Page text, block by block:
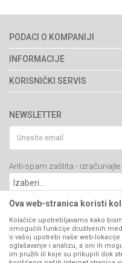
PODACI O KOMPANIJI
Agromarket doo
Adresa: Kraljevačkog
34000 Kragujevac, Srbija
webshop@agromarket.rs
PIB: 102135221
Matični broj: 07593252
INFORMACIJE
O nama
Prodavnice
Brendovi
Katalozi
Blog
Najčešća pitanja
KORISNIČKI SERVIS
Politika privatnosti
Kako kupiti
Isporuka
Click & Collect
Načini plaćanja
Plaćanje karticama
Web kredit Raiffeisen banke
Pravo na odustajanje
Reklamacije
NEWSLETTER
Anti-spam zaštita - izračunajte
VIBER I SMS NEWSLETTER
Ova web-stranica koristi
Kolačiće upotrebljavamo kako
omogućili funkcije društvenih
o vašoj upotrebi naše web-
oglašavanje i analizu, a oni ih
im pružili ili koje su prikupili dok